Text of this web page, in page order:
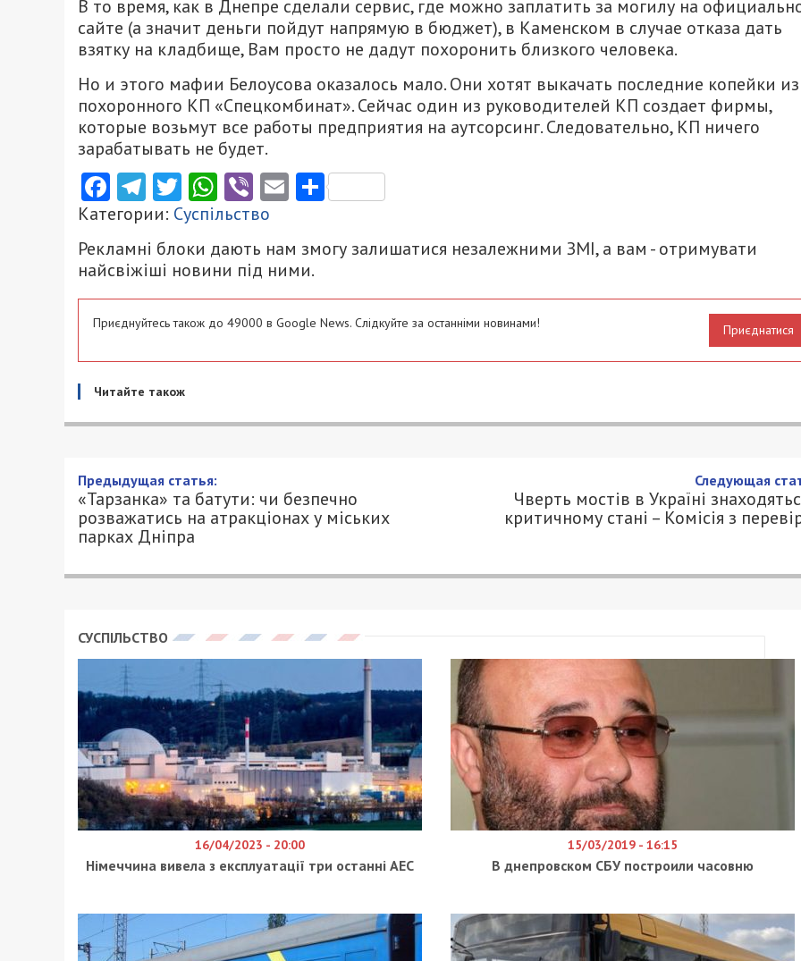
В то время, как в Днепре сделали сервис, где можно заплатить за могилу на
сайте (а значит деньги пойдут напрямую в бюджет), в Каменском в случае отказа дать
взятку на кладбище, Вам просто не дадут похоронить близкого человека.
Но и этого мафии Белоусова оказалось мало. Они хотят выкачать последние копейки из
похоронного КП «Спецкомбинат». Сейчас один из руководителей КП создает фирмы,
которые возьмут все работы предприятия на аутсорсинг. Следовательно, КП ничего
зарабатывать не будет.
Facebook
Telegram
Twitter
WhatsApp
ViberEmailПоділитися
Категории: Суспільство
Рекламні блоки дають нам змогу залишатися незалежними ЗМІ, а вам - отримувати
найсвіжіші новини під ними.
Приєднуйтесь також до 49000 в Google News. Слідкуйте за останніми новинами! Приєднатися
Читайте також
Предыдущая статья:
«Тарзанка» та батути: чи безпечно
розважатись на атракціонах у міських
парках Дніпра
Следующая
Чверть мостів в Україні
критичному стані – Комісія з
СУСПІЛЬСТВО
16/04/2023 - 20:00
Німеччина вивела з експлуатації три останні АЕС
15/03/2019 - 16:15
В днепровском СБУ построили часовню